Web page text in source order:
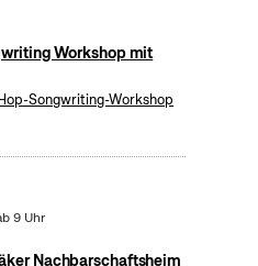
Workshop mit
Songwriting-Workshop
9 Uhr
Nachbarschaftsheim